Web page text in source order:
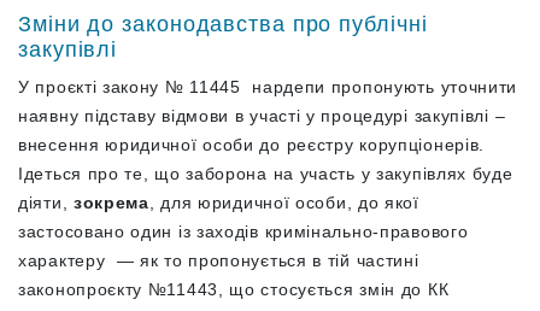
Зміни до законодавства про публічні
закупівлі
У проєкті закону № 11445 нардепи пропонують уточнити
наявну підставу відмови в участі у процедурі закупівлі –
внесення юридичної особи до реєстру корупціонерів.
Ідеться про те, що заборона на участь у закупівлях буде
діяти, зокрема , для юридичної особи, до якої
застосовано один із заходів кримінально-правового
характеру — як то пропонується в тій частині
законопроєкту №11443, що стосується змін до КК